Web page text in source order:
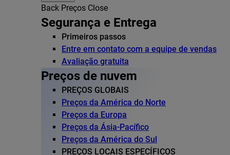
Back Preços Close
Segurança e Entrega
Primeiros passos
Entre em contato com a equipe de vendas
Avaliação gratuita
Preços de nuvem
PREÇOS GLOBAIS
Preços da América do Norte
Preços da Europa
Preços da Ásia-Pacífico
Preços da América do Sul
PREÇOS LOCAIS ESPECÍFICOS